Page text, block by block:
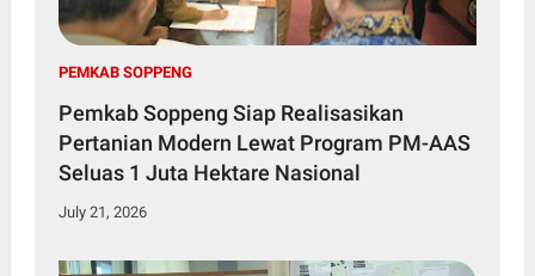
PEMKAB SOPPENG
Pemkab Soppeng Siap Realisasikan
Pertanian Modern Lewat Program PM-AAS
Seluas 1 Juta Hektare Nasional
July 21, 2026